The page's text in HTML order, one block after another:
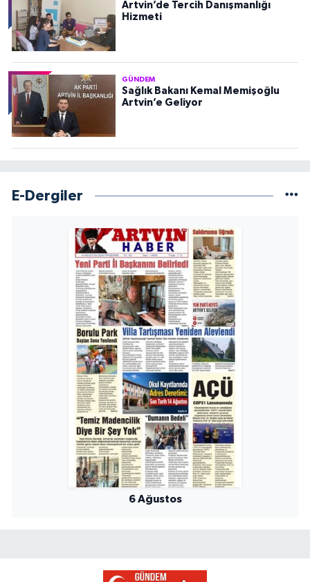
Artvin’de Tercih Danışmanlığı
Hizmeti
GÜNDEM
Sağlık Bakanı Kemal Memişoğlu
Artvin’e Geliyor
E-Dergiler
6 Ağustos